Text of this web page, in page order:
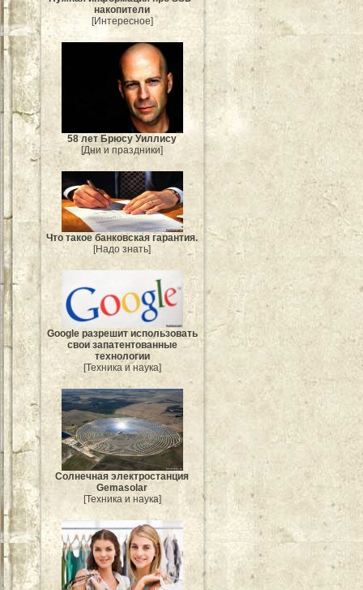
накопители
[Интересное]
58 лет Брюсу Уиллису
[Дни и праздники]
Что такое банковская гарантия.
[Надо знать]
Google разрешит использовать
свои запатентованные
технологии
[Техника и наука]
Солнечная электростанция
Gemasolar
[Техника и наука]